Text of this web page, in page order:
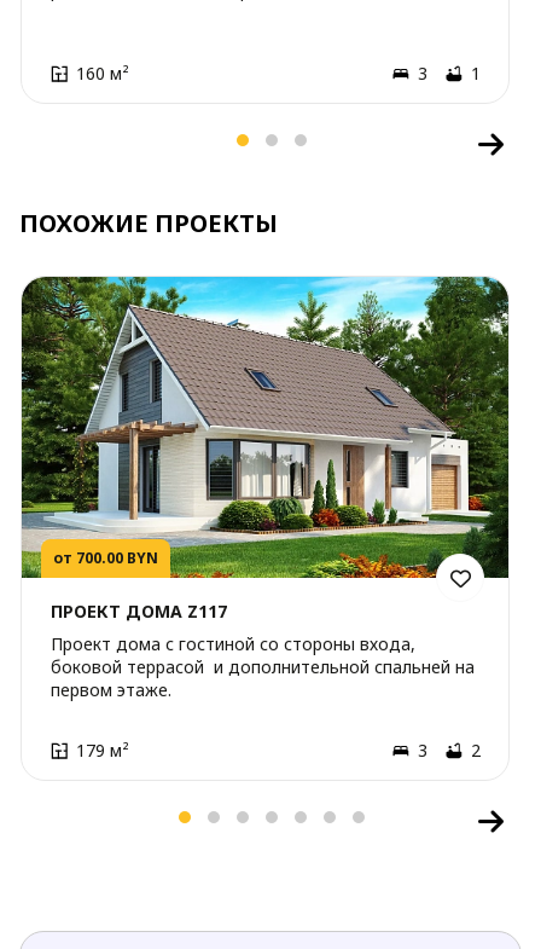
160 м² 3 1
ПОХОЖИЕ ПРОЕКТЫ
от 700.00 BYN
ПРОЕКТ ДОМА Z117
Проект дома с гостиной со стороны входа,
боковой террасой и дополнительной спальней на
первом этаже.
179 м² 3 2